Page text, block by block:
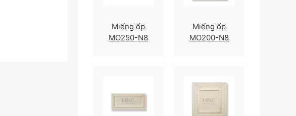
Miếng ốp
MO250-N8
Miếng ốp
MO200-N8